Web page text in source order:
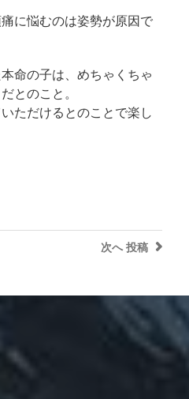
に悩むのは姿勢が原因で
命の子は、めちゃくちゃ
とのこと。
ただけるとのことで楽し
次へ 投稿